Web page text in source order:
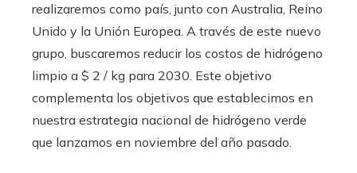
realizaremos como país, junto con Australia, Reino
Unido y la Unión Europea. A través de este nuevo
grupo, buscaremos reducir los costos de hidrógeno
limpio a $ 2 / kg para 2030. Este objetivo
complementa los objetivos que establecimos en
nuestra estrategia nacional de hidrógeno verde
que lanzamos en noviembre del año pasado.